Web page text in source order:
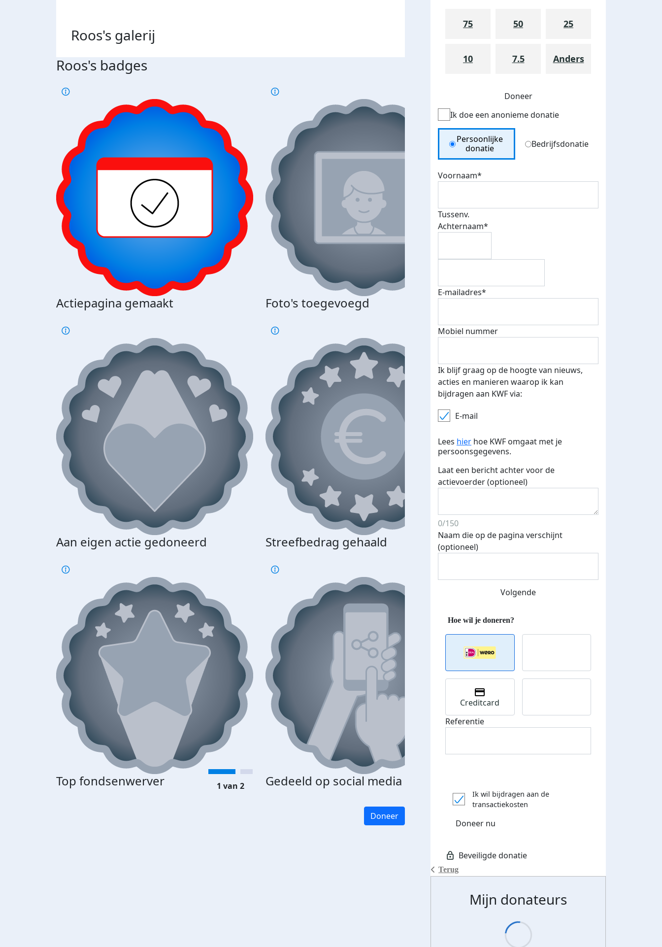
Roos's galerij
Roos's badges
Actiepagina gemaakt Foto's toegevoegd E-mails verstuurd
Aan eigen actie gedoneerd Streefbedrag gehaald Streefbedrag verhoogd
Top fondsenwerver Gedeeld op social media
Top fondsenwerver
1 van 2
Doneer
75 50 25
10 7.5 Anders
Doneer
Ik doe een anonieme donatie
Donation Type
Persoonlijke
donatie
Bedrijfsdonatie
Voornaam*
Tussenv.
Achternaam*
E-mailadres*
Mobiel nummer
Ik blijf graag op de hoogte van nieuws,
acties en manieren waarop ik kan
bijdragen aan KWF via:
E-mail
Lees hier hoe KWF omgaat met je
persoonsgegevens.
Laat een bericht achter voor de
actievoerder (optioneel)
0/150
Naam die op de pagina verschijnt
(optioneel)
Volgende
Terug
Creditcard
Referentie
Ik wil bijdragen aan de
transactiekosten
Doneer nu
Mijn donateurs